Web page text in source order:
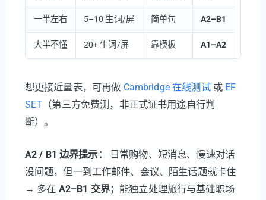
一半左右 5–10 生词/屏 简单句 A2–B1
大半不懂 20+ 生词/屏 靠模板 A1–A2
想更接近量表，可再做 Cambridge 在线测试或 EF
SET （第三方免费测，非正式证书用途自行判
断）。
A2 / B1 边界提示：
日常购物、短消息、慢速对话
没问题，但一到工作邮件、会议、陌生话题就卡住
→ 多在 A2–B1 交界；能独立处理旅行与基础职场